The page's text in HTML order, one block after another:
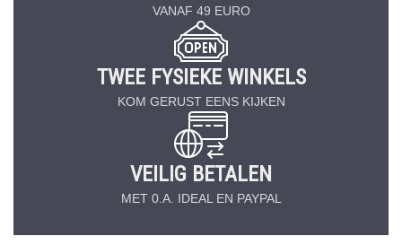
VANAF 49 EURO
TWEE FYSIEKE WINKELS
KOM GERUST EENS KIJKEN
VEILIG BETALEN
MET 0.A. IDEAL EN PAYPAL